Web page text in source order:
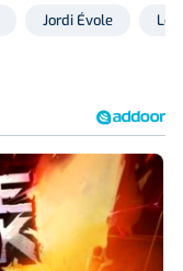
Jordi Évole Lo